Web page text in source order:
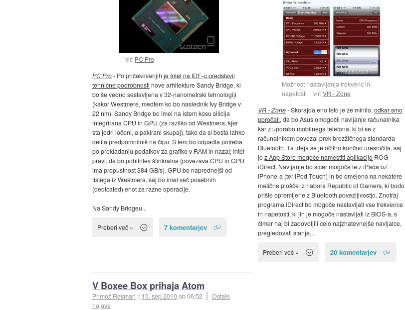
vir: PC Pro
PC Pro- Po pričakovanjih je Intel na IDF-u predstavil
tehnične podrobnosti nove arhitekture Sandy Bridge, ki
bo še vedno sestavljena v 32-nanometrski tehnologiji
(kakor Westmere, medtem ko bo naslednik Ivy Bridge v
22 nm). Sandy Bridge bo imel na istem kosu silicija
integrirana CPU in GPU (za razliko od Westmera, kjer
sta jedri ločeni, a pakirani skupaj), tako da si bosta lahko
delila predpomnilnik na čipu. S tem bo odpadla potreba
po prekladanju podatkov za grafiko v RAM in nazaj; Intel
pravi, da bo pohitritev štirikratna (povezava CPU in GPU
ima propustnost 384 GB/s). GPU bo naprednejši od
tistega iz Westmera, saj bo imel več posebnih
(dedicated) enot za razne operacije.
Na Sandy Bridgeu...
Preberi več » 7 komentarjev
Možnost nastavljanja frekvenc in
napetosti
vir:VR - Zone
VR - Zone- Skorajda eno leto je že minilo,odkar smo
poročali, da bo Asus omogočil navijanje računalnika
kar z uporabo mobilnega telefona, ki bi se z
računalnikom povezal prek brezžičnega standarda
Bluetooth. Ta ideja se jeočitno končno uresničila, saj
jez App Store mogoče namestiti aplikacijo ROG
iDirect. Navijanje bo sicer mogoče le z iPada oz.
iPhone-a (ter iPod Touch) in bo omejeno na nekatere
matične plošče iz nabora Republic of Gamers, ki bodo
prišle opremljene z Bluetooth povezljivostjo. Znotraj
programa iDirect bo mogoče nastavljati vse frekvence
in napetosti, ki jih je mogoče nastavljati iz BIOS-a, s
čimer naj bi zadovoljili celo najzhatevnejše navijalce,
pregledovati stanje...
Preberi več » 20 komentarjev
V Boxee Box prihaja Atom
Primož Resman :: 15. sep 2010ob 06:52
Ostale
najave